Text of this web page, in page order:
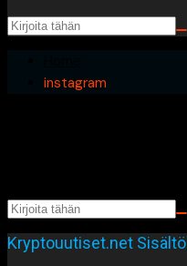
instagram
Kryptouutiset.net Sisältö